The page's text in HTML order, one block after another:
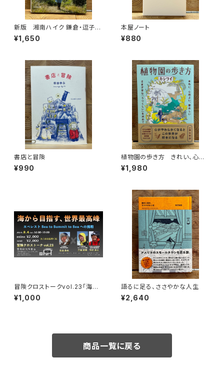
新版 湘南ハイク 鎌倉・逗子・
葉山・横須賀・三浦の山と海歩き
¥1,650
本屋ノート
¥880
書店と冒険
¥990
植物園の歩き方 きれい、心地
よい、愛おしい さまざまな「うつ
くしい」を求めて
¥1,980
冒険クロストークvol.23「海か
ら目指す、世界最高峰」録画視聴
権
¥1,000
語るに足る、ささやかな人生
¥2,640
商品一覧に戻る